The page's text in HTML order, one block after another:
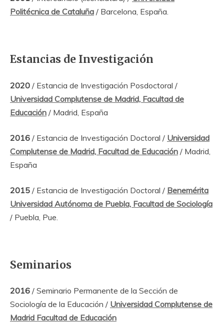
Politécnica de Cataluña / Barcelona, España.
Estancias de Investigación
2020 / Estancia de Investigación Posdoctoral /
Universidad Complutense de Madrid, Facultad de
Educación / Madrid, España
2016 / Estancia de Investigación Doctoral / Universidad
Complutense de Madrid, Facultad de Educación / Madrid,
España
2015 / Estancia de Investigación Doctoral / Benemérita
Universidad Autónoma de Puebla, Facultad de Sociología
/ Puebla, Pue.
Seminarios
2016 / Seminario Permanente de la Sección de
Sociología de la Educación / Universidad Complutense de
Madrid Facultad de Educación